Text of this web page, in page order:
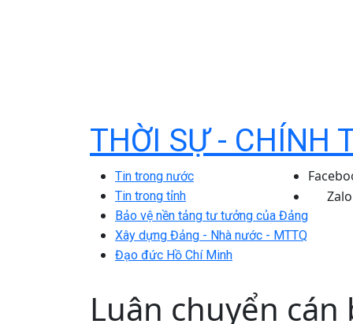
THỜI SỰ - CHÍNH
Tin trong nước
Tin trong tỉnh
Bảo vệ nền tảng tư tưởng của Đảng
Xây dựng Đảng - Nhà nước - MTTQ
Đạo đức Hồ Chí Minh
Zalo
Luân chuyển